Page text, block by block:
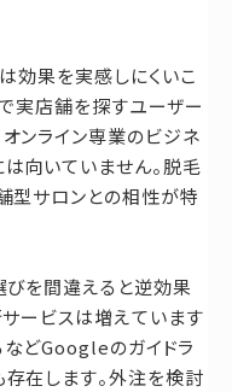
効果を実感しにくいこ
実店舗を探すユーザー
ンライン専業のビジネ
向いていません。脱毛
型サロンとの相性が特
びを間違えると逆効果
ービスは増えています
どGoogleのガイドラ
在します。外注を検討